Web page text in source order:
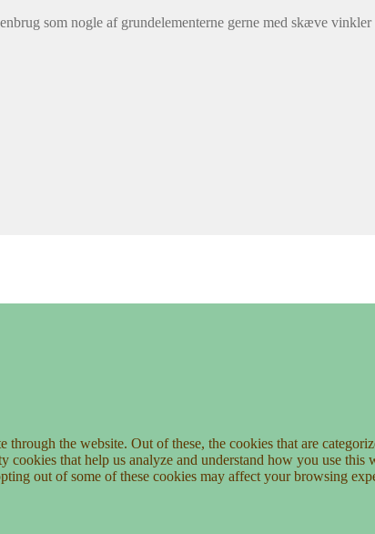
som nogle af grundelementerne gerne med skæve vinkler
the website. Out of these, the cookies that are
that help us analyze and understand how you use
out of some of these cookies may affect your browsing